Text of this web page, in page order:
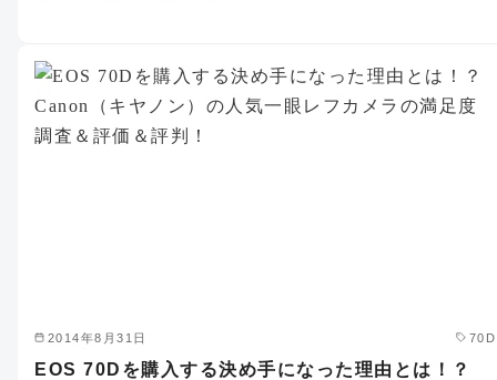
2014年8月31日 70D
EOS 70Dを購入する決め手になった理由とは！？